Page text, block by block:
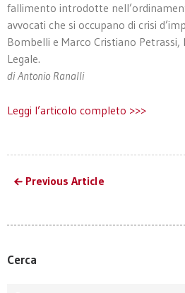
fallimento introdotte
avvocati che si occupano di crisi
Bombelli e Marco Cristiano Petrassi,
Legale.
di Antonio Ranalli
Leggi l’articolo completo >>>
Previous Article
Cerca
Ricerca per: